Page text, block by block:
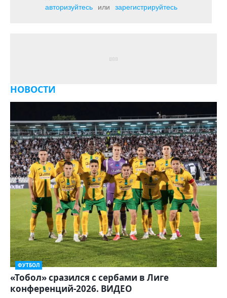
авторизуйтесь
или зарегистрируйтесь
НОВОСТИ
ФУТБОЛ
«Тобол» сразился с сербами в Лиге
конференций-2026. ВИДЕО